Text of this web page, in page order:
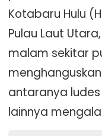
Kotabaru Hulu
Pulau Laut
malam sekitar
antaranya
lainnya